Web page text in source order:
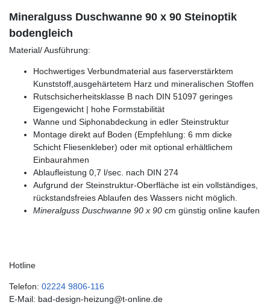
Mineralguss Duschwanne 90 x 90 Steinoptik
bodengleich
Material/ Ausführung:
Hochwertiges Verbundmaterial aus faserverstärktem
Kunststoff,ausgehärtetem Harz und mineralischen Stoffen
Rutschsicherheitsklasse B nach DIN 51097 geringes
Eigengewicht | hohe Formstabilität
Wanne und Siphonabdeckung in edler Steinstruktur
Montage direkt auf Boden (Empfehlung: 6 mm dicke
Schicht Fliesenkleber) oder mit optional erhältlichem
Einbaurahmen
Ablaufleistung 0,7 l/sec. nach DIN 274
Aufgrund der Steinstruktur-Oberfläche ist ein vollständiges,
rückstandsfreies Ablaufen des Wassers nicht möglich.
Mineralguss Duschwanne 90 x 90 cm günstig online kaufen
Hotline
Telefon: 02224 9806-116
E-Mail: bad-design-heizung@t-online.de